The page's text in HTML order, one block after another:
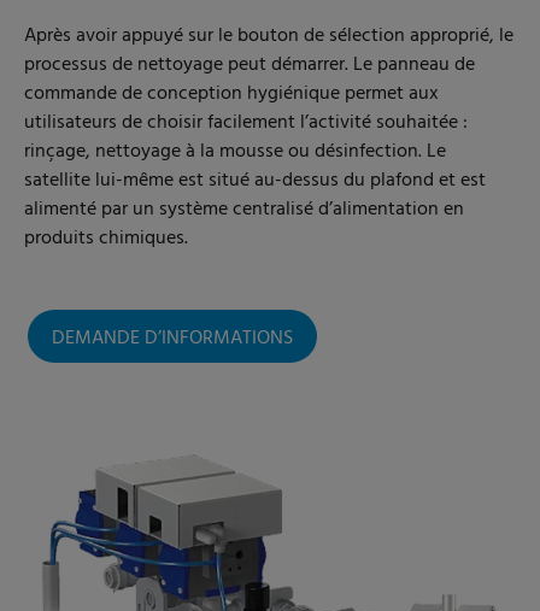
Après avoir appuyé sur le bouton de sélection approprié, le
processus de nettoyage peut démarrer. Le panneau de
commande de conception hygiénique permet aux
utilisateurs de choisir facilement l’activité souhaitée :
rinçage, nettoyage à la mousse ou désinfection. Le
satellite lui-même est situé au-dessus du plafond et est
alimenté par un système centralisé d’alimentation en
produits chimiques.
DEMANDE D’INFORMATIONS